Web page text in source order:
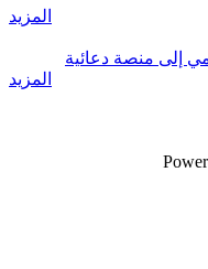
المزيد
إلى منصة دعائية
المزيد